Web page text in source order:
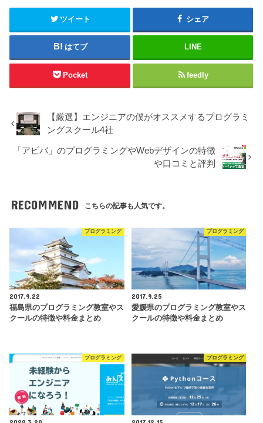
ツイート シェア
はてブ LINE
Pocket feedly
【厳選】エンジニアの僕がオススメするプログラミ
ングスクール4社
「アビバ」のプログラミングやWebデザインの特徴
や口コミと評判
RECOMMEND こちらの記事も人気です。
プログラミング
2017.9.22
福島県のプログラミング教室やス
クールの特徴や料金まとめ
プログラミング
2017.9.25
愛媛県のプログラミング教室やス
クールの特徴や料金まとめ
プログラミング プログラミング